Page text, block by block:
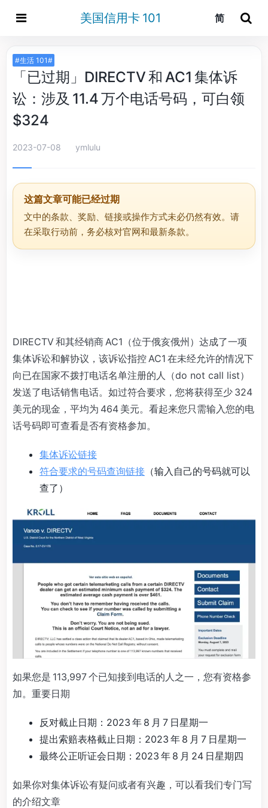
美国信用卡 101 简
#生活 101#
「已过期」DIRECTV 和 AC1 集体诉
讼：涉及 11.4 万个电话号码，可白领
$324
2023-07-08 ymlulu
这篇文章可能已经过期
文中的条款、奖励、链接或操作方式未必仍然有效。请
在采取行动前，务必核对官网和最新条款。
DIRECTV 和其经销商 AC1（位于俄亥俄州）达成了一项
集体诉讼和解协议，该诉讼指控 AC1 在未经允许的情况下
向已在国家不拨打电话名单注册的人（do not call list）
发送了电话销售电话。如过符合要求，您将获得至少 324
美元的现金，平均为 464 美元。看起来您只需输入您的电
话号码即可查看是否有资格参加。
集体诉讼链接
符合要求的号码查询链接 （输入自己的号码就可以
查了）
如果您是 113,997 个已知接到电话的人之一，您有资格参
加。重要日期
反对截止日期：2023 年 8 月 7 日星期一
提出索赔表格截止日期：2023 年 8 月 7 日星期一
最终公正听证会日期：2023 年 8 月 24 日星期四
如果你对集体诉讼有疑问或者有兴趣，可以看我们专门写
的介绍文章